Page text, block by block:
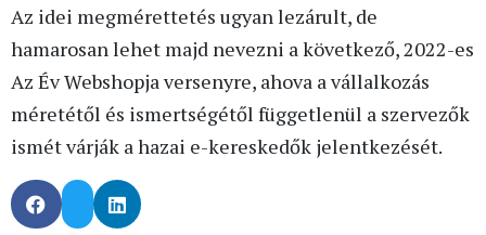
Az idei megmérettetés ugyan lezárult, de
hamarosan lehet majd nevezni a következő, 2022-es
Az Év Webshopja versenyre, ahova a vállalkozás
méretétől és ismertségétől függetlenül a szervezők
ismét várják a hazai e-kereskedők jelentkezését.